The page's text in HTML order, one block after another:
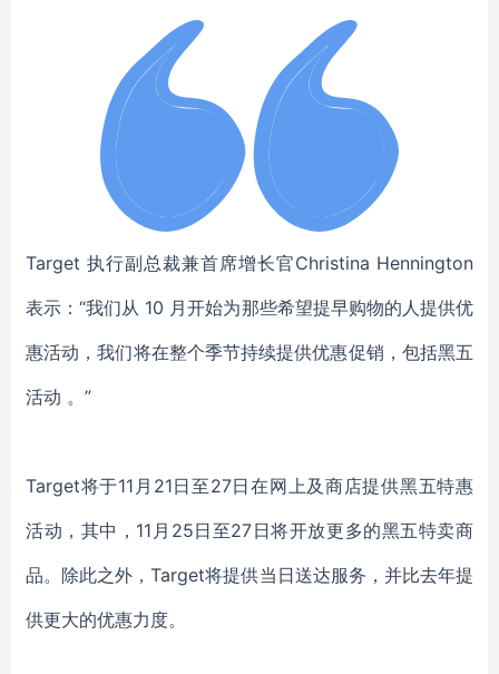
Target 执行副总裁兼首席增长官Christina Hennington
表示：“我们从 10 月开始为那些希望提早购物的人提供优
惠活动，我们将在整个季节持续提供优惠促销，包括黑五
活动 。”
Target将于11月21日至27日在网上及商店提供黑五特惠
活动，其中，11月25日至27日将开放更多的黑五特卖商
品。除此之外，Target将提供当日送达服务，并比去年提
供更大的优惠力度。